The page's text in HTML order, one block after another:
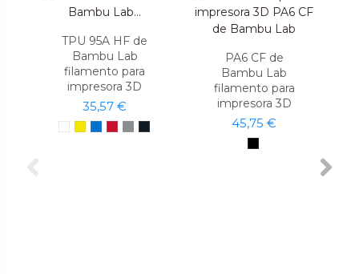
TPU 95A HF de
Bambu Lab
filamento para
impresora 3D
35,57 €
PA6 CF de
Bambu Lab
filamento para
impresora 3D
45,75 €